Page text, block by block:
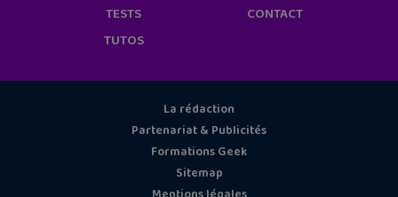
TESTS
TUTOS
CONTACT
La rédaction
Partenariat & Publicités
Formations Geek
Sitemap